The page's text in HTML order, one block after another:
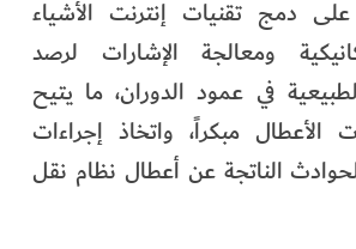
على دمج تقنيات إنترنت الأشياء
ومعالجة الإشارات لرصد
في عمود الدوران، ما يتيح
مبكراً، واتخاذ إجراءات
الناتجة عن أعطال نظام نقل